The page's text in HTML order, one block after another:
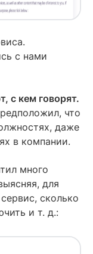
с нами
с кем говорят.
что
даже
в компании.
много
для
сколько
и т. д.: